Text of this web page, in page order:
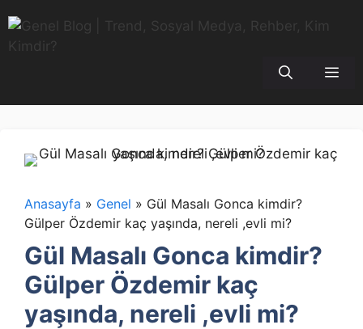
atla
Anasayfa » Genel » Gül Masalı Gonca kimdir?
Gülper Özdemir kaç yaşında, nereli ,evli mi?
Gül Masalı Gonca kimdir?
Gülper Özdemir kaç
yaşında, nereli ,evli mi?